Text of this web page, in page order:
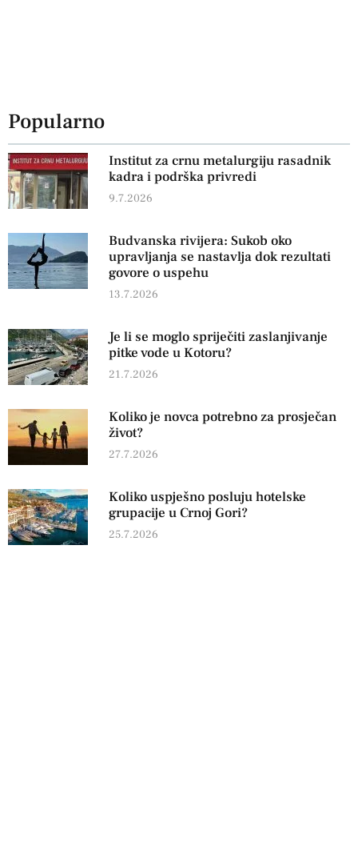
Popularno
Institut za crnu metalurgiju rasadnik
kadra i podrška privredi
9.7.2026
Budvanska rivijera: Sukob oko
upravljanja se nastavlja dok rezultati
govore o uspehu
13.7.2026
Je li se moglo spriječiti zaslanjivanje
pitke vode u Kotoru?
21.7.2026
Koliko je novca potrebno za prosječan
život?
27.7.2026
Koliko uspješno posluju hotelske
grupacije u Crnoj Gori?
25.7.2026